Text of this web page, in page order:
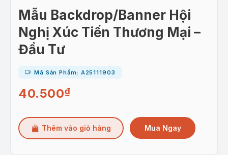
Mẫu Backdrop/Banner Hội
Nghị Xúc Tiến Thương Mại –
Đầu Tư
Mã Sản Phẩm: A25111903
40.500₫
Thêm vào giỏ hàng Mua Ngay